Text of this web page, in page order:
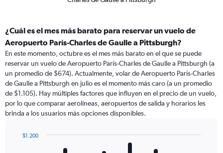
¿Cuál es el mes más barato para reservar un vuelo de
Aeropuerto París-Charles de Gaulle a Pittsburgh?
En este momento, octubre es el mes más barato en el que se puede
reservar un vuelo de Aeropuerto París-Charles de Gaulle a Pittsburgh (a
un promedio de $674). Actualmente, volar de Aeropuerto París-Charles
de Gaulle a Pittsburgh en julio es el momento más caro (a un promedio
de $1.105). Hay múltiples factores que influyen en el precio de un vuelo,
por lo que comparar aerolíneas, aeropuertos de salida y horarios les
brinda a los usuarios más opciones disponibles.
$1.200